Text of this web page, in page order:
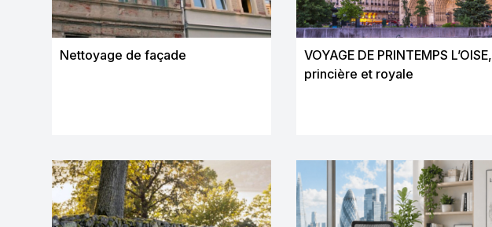
Nettoyage de façade
VOYAGE DE PRINTEMPS L’OISE,
princière et royale